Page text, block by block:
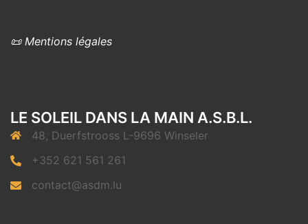
📜 Mentions légales
LE SOLEIL DANS LA MAIN A.S.B.L.
48, Duerfstrooss L-9696 Winseler
+352 621 561 261
contact@asdm.lu